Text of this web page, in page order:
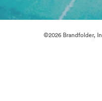
©2026 Brandfolder,